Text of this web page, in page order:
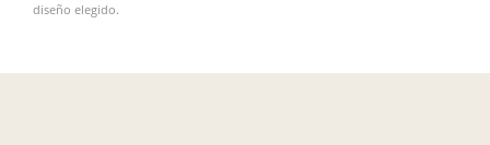
diseño elegido.